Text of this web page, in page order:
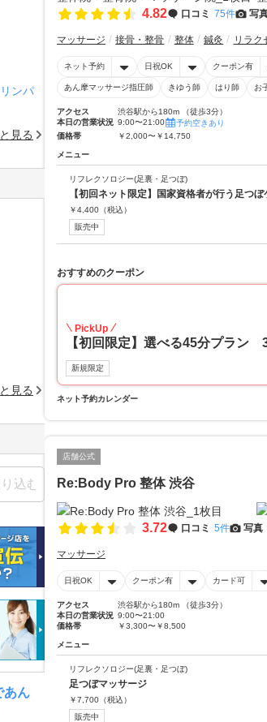
4.82 口コミ 75件 写
マッサージ 接骨・整骨 整体 鍼灸 リラク
ネット予約 日祝OK クーポン有
あん摩マッサージ指圧師 きゆう師 はり師 お
アクセス
渋谷駅から180m （徒歩3分）
本日の営業状況 9:00〜21:00
予約空きあり
価格帯
￥2,000〜￥14,750
メニュー
リフレクソロジー(足裏・足つぼ)
【初回ネット限定】国家資格者が行う足つぼ
￥4,400 （税込）
販売中
おすすめのクーポン
PickUp
【初回限定】選べる45分プラン
新規限定
ネット予約カレンダー
店舗公式
Re:Body Pro 整体 渋谷
3.72 口コミ 5件 写真
マッサージ
日祝OK クーポン有 カード可
アクセス
渋谷駅から180m （徒歩3分）
本日の営業状況 9:00〜21:00
価格帯
￥3,300〜￥8,500
メニュー
リフレクソロジー(足裏・足つぼ)
足つぼマッサージ
￥7,700 （税込）
販売中
ンパ
見る
見る
あん